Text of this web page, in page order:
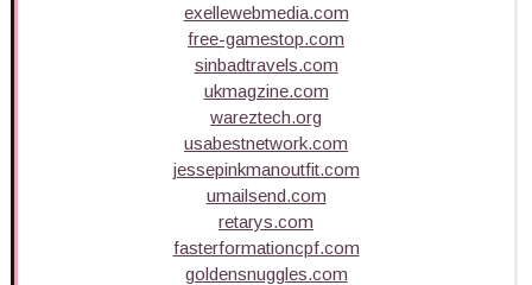
exellewebmedia.com
free-gamestop.com
sinbadtravels.com
ukmagzine.com
wareztech.org
usabestnetwork.com
jessepinkmanoutfit.com
umailsend.com
retarys.com
fasterformationcpf.com
goldensnuggles.com